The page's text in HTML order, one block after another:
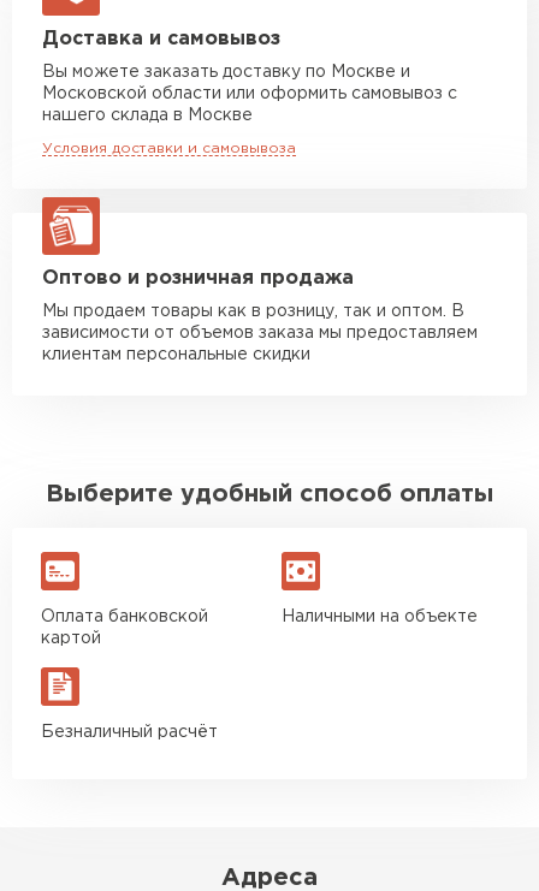
Машина до 20 тн до 80 м3
Манипулятор до 5 тн
макс. длина груза 6 м
от 7 000 руб
макс. длина груза 8 м
Манипулятор до 20 тн
макс. длина груза 13,5 м
ЗАКАЗАТЬ С ДОСТАВКОЙ
Доставка и самовывоз
Вы можете заказать доставку по Москве и
Московской области или оформить самовывоз с
нашего склада в Москве
Условия доставки и самовывоза
Оптово и розничная продажа
Мы продаем товары как в розницу, так и оптом. В
зависимости от объемов заказа мы предоставляем
клиентам персональные скидки
Выберите удобный способ оплаты
Оплата банковской
картой
Наличными на объекте
Безналичный расчёт
Адреса